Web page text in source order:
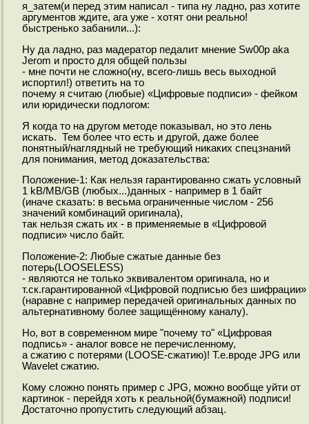
я_затем(и перед этим написал - типа ну ладно, раз хотите
аргументов ждите, ага уже - хотят они реально!
быстренько забанили...):
Ну да ладно, раз мадератор педалит мнение Sw00p aka
Jerom и просто для общей пользы
- мне почти не сложно(ну, всего-лишь весь выходной
испортил!) ответить на то
почему я считаю (любые) «Цифровые подписи» - фейком
или юридически подлогом:
Я когда то на другом методе показывал, но это лень
искать. Тем более что есть и другой, даже более
понятный/наглядный не требующий никаких спецзнаний
для понимания, метод доказательства:
Положение-1: Как нельзя гарантированно сжать условный
1 kB/MB/GB (любых...)данных - например в 1 байт
(иначе сказать: в весьма ограниченные числом - 256
значений комбинаций оригинала),
так нельзя сжать их - в применяемые в «Цифровой
подписи» число байт.
Положение-2: Любые сжатые данные без
потерь(LOOSELESS)
- являются не только эквивалентом оригинала, но и
т.ск.гарантированной «Цифровой подписью без шифрации»
(наравне с например передачей оригинальных данных по
альтернативному более защищённому каналу).
Но, вот в современном мире "почему то" «Цифровая
подпись» - аналог вовсе не перечисленному,
а сжатию с потерями (LOOSE-сжатию)! Т.е.вроде JPG или
Wavelet сжатию.
Кому сложно понять пример с JPG, можно вообще уйти от
картинок - перейдя хоть к реальной(бумажной) подписи!
Достаточно пропустить следующий абзац.